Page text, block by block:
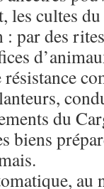
les cultes
par des
résistance
du
biens
au